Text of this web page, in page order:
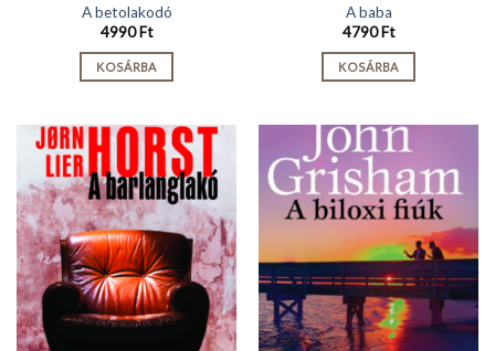
A betolakodó
4990Ft
KOSÁRBA
A baba
4790Ft
KOSÁRBA